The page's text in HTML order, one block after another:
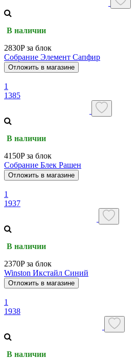
В наличии
2830P за блок
Собрание Элемент Сапфир
Отложить в магазине
1
1385
В наличии
4150P за блок
Собрание Блек Рашен
Отложить в магазине
1
1937
В наличии
2370P за блок
Winston Икстайл Синий
Отложить в магазине
1
1938
В наличии